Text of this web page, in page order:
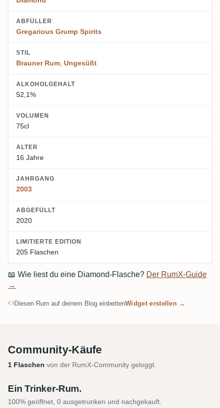
ABFÜLLER
Gregarious Grump Spirits
STIL
Brauner Rum Ungesüßt
ALKOHOLGEHALT
52,1%
VOLUMEN
75cl
ALTER
16 Jahre
JAHRGANG
2003
ABGEFÜLLT
2020
LIMITIERTE EDITION
205 Flaschen
📖 Wie liest du eine Diamond-Flasche? Der RumX-Guide
→
Diesen Rum auf deinem Blog einbettenWidget erstellen →
Community-Käufe
1 Flaschen von der RumX-Community geloggt.
Ein Trinker-Rum.
100% geöffnet, 0 ausgetrunken und nachgekauft.